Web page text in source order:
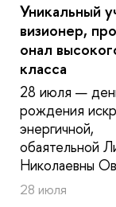
Уникальный
визионер,
о­нал
класса
28 июля —
рождения
энергичной,
обаятельной
Николаевны
28 июля